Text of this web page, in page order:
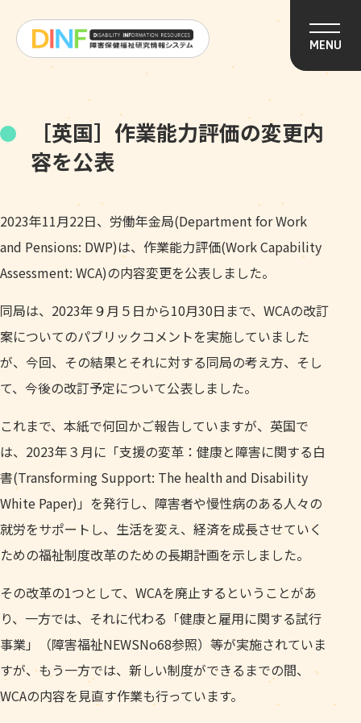
MENU
［英国］作業能力評価の変更内
容を公表
2023年11月22日、労働年金局(Department for Work
and Pensions: DWP)は、作業能力評価(Work Capability
Assessment: WCA)の内容変更を公表しました。
同局は、2023年９月５日から10月30日まで、WCAの改訂
案についてのパブリックコメントを実施していました
が、今回、その結果とそれに対する同局の考え方、そし
て、今後の改訂予定について公表しました。
これまで、本紙で何回かご報告していますが、英国で
は、2023年３月に「支援の変革：健康と障害に関する白
書(Transforming Support: The health and Disability
White Paper)」を発行し、障害者や慢性病のある人々の
就労をサポートし、生活を変え、経済を成長させていく
ための福祉制度改革のための長期計画を示しました。
その改革の1つとして、WCAを廃止するということがあ
り、一方では、それに代わる「健康と雇用に関する試行
事業」（障害福祉NEWSNo68参照）等が実施されていま
すが、もう一方では、新しい制度ができるまでの間、
WCAの内容を見直す作業も行っています。